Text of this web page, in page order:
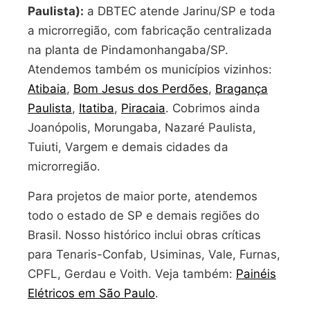
Paulista): a DBTEC atende Jarinu/SP e toda
a microrregião, com fabricação centralizada
na planta de Pindamonhangaba/SP.
Atendemos também os municípios vizinhos:
Atibaia, Bom Jesus dos Perdões, Bragança
Paulista, Itatiba, Piracaia. Cobrimos ainda
Joanópolis, Morungaba, Nazaré Paulista,
Tuiuti, Vargem e demais cidades da
microrregião.
Para projetos de maior porte, atendemos
todo o estado de SP e demais regiões do
Brasil. Nosso histórico inclui obras críticas
para Tenaris-Confab, Usiminas, Vale, Furnas,
CPFL, Gerdau e Voith. Veja também: Painéis
Elétricos em São Paulo.